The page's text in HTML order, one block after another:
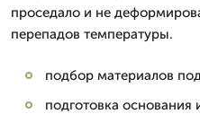
проседало и не
перепадов температуры.
подбор материалов
подготовка